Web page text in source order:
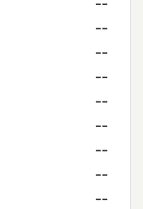
--
--
--
--
--
--
--
--